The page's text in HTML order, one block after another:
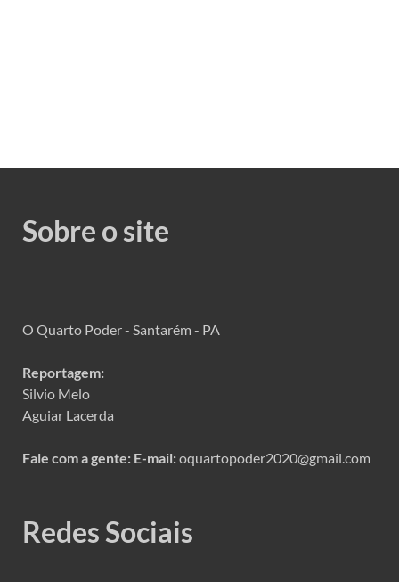
Sobre o site
O Quarto Poder - Santarém - PA
Reportagem:
Silvio Melo
Aguiar Lacerda
Fale com a gente: E-mail:oquartopoder2020@gmail.com
Redes Sociais